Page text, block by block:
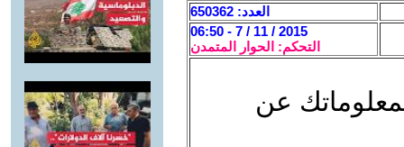
العدد: 650362
2015 / 11 / 7 - 06:50
التحكم: الحوار المتمدن
عن